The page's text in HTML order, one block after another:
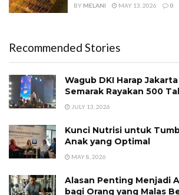
BY MELANI MAY 13, 2026 0
Recommended Stories
Wagub DKI Harap
Semarak Rayakan 500
JULY 13, 2026
Kunci Nutrisi untuk
Anak yang Optimal
MAY 8, 2026
Alasan Penting Menjadi
bagi Orang yang Malas